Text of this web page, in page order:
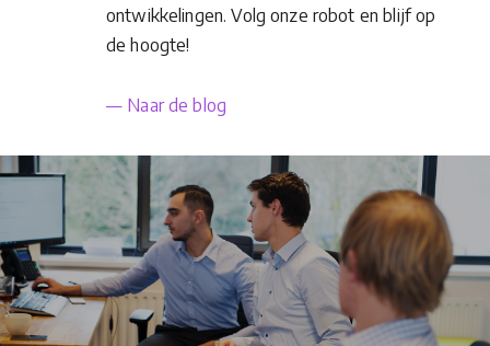
ontwikkelingen. Volg onze robot en blijf op
de hoogte!
— Naar de blog